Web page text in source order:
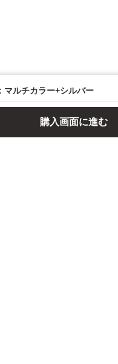
マルチカラー+シルバー
購入画面に進む